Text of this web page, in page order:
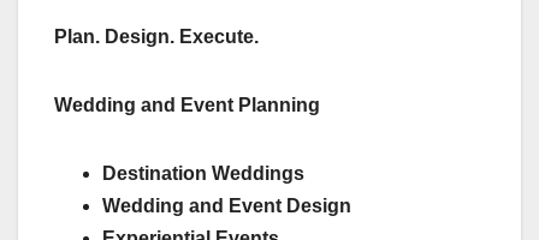
Plan. Design. Execute.
Wedding and Event Planning
Destination Weddings
Wedding and Event Design